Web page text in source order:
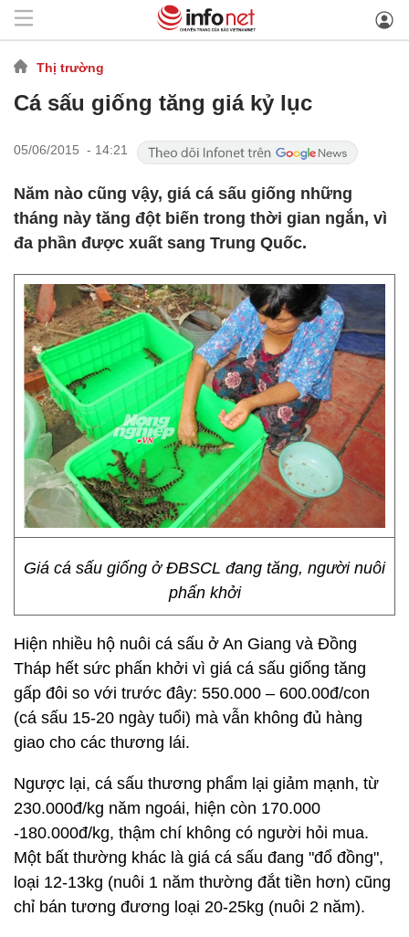
Thị trường
Cá sấu giống tăng giá kỷ lục
05/06/2015 - 14:21
Năm nào cũng vậy, giá cá sấu giống những
tháng này tăng đột biến trong thời gian ngắn, vì
đa phần được xuất sang Trung Quốc.
Giá cá sấu giống ở ĐBSCL đang tăng, người nuôi
phấn khởi
Hiện nhiều hộ nuôi cá sấu ở An Giang và Đồng
Tháp hết sức phấn khởi vì giá cá sấu giống tăng
gấp đôi so với trước đây: 550.000 – 600.00đ/con
(cá sấu 15-20 ngày tuổi) mà vẫn không đủ hàng
giao cho các thương lái.
Ngược lại, cá sấu thương phẩm lại giảm mạnh, từ
230.000đ/kg năm ngoái, hiện còn 170.000
-180.000đ/kg, thậm chí không có người hỏi mua.
Một bất thường khác là giá cá sấu đang "đổ đồng",
loại 12-13kg (nuôi 1 năm thường đắt tiền hơn) cũng
chỉ bán tương đương loại 20-25kg (nuôi 2 năm).